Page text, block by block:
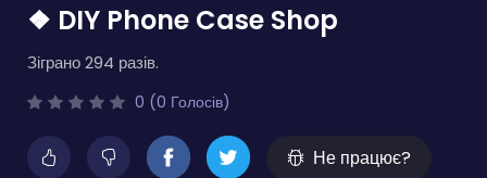
❖ DIY Phone Case Shop
Зіграно 294 разів.
0 (0 Голосів)
Не працює?